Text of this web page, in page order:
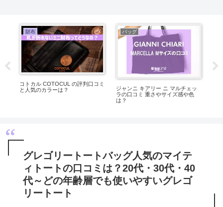
財布
コトカル COTOCUL の評判口コミ
と人気のカラーは？
バッグ
ジャンニ キアリー ニ マルチェッ
ラの口コミ 重さやサイズ感や色
は？
グレゴリートートバッグ人気のマイテ
ィトートの口コミは？20代・30代・40
代～どの年齢層でも使いやすいグレゴ
リートート